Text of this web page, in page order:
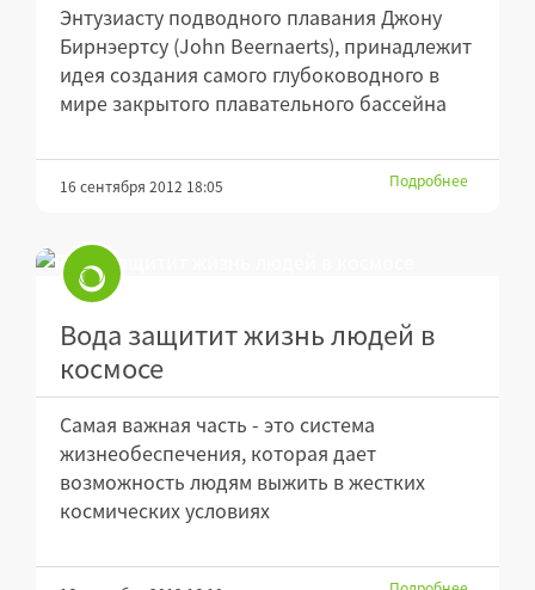
Энтузиасту подводного плавания Джону
Бирнэертсу (John Beernaerts), принадлежит
идея создания самого глубоководного в
мире закрытого плавательного бассейна
16 сентября 2012 18:05 Подробнее
Вода защитит жизнь людей в
космосе
Самая важная часть - это система
жизнеобеспечения, которая дает
возможность людям выжить в жестких
космических условиях